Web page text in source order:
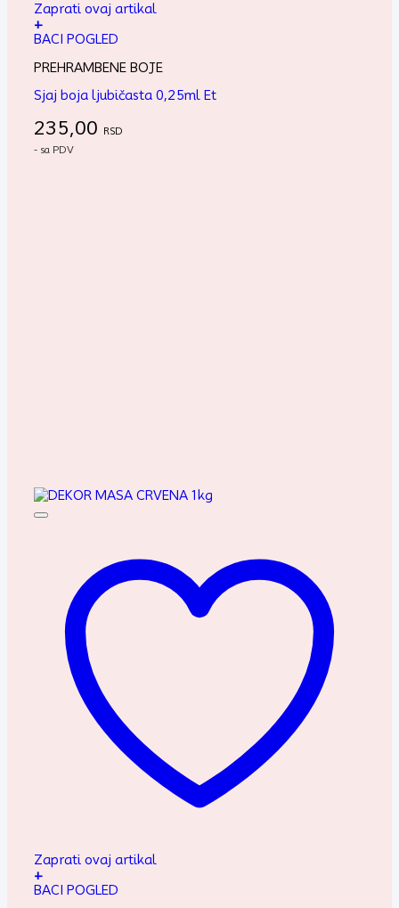
Zaprati ovaj artikal
+
BACI POGLED
PREHRAMBENE BOJE
Sjaj boja ljubičasta 0,25ml Et
235,00 RSD
- sa PDV
Zaprati ovaj artikal
+
BACI POGLED